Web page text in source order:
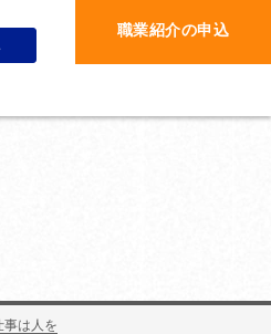
職業紹介の申込
は人を